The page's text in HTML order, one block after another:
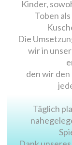
Kinder,
Toben
Die
wir in
den wir
Täglich